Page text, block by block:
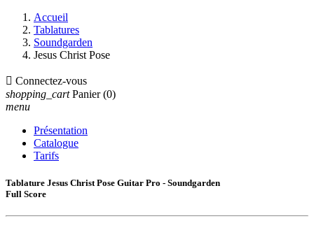
Accueil
Tablatures
Soundgarden
Jesus Christ Pose
 Connectez-vous
shopping_cart Panier (0)
menu
Présentation
Catalogue
Tarifs
Tablature Jesus Christ Pose Guitar Pro - Soundgarden
Full Score